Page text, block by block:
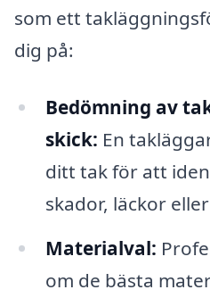
som ett
dig på:
Bedömning av
skick: En
ditt tak för att
skador, läckor
Materialval:
om de bästa